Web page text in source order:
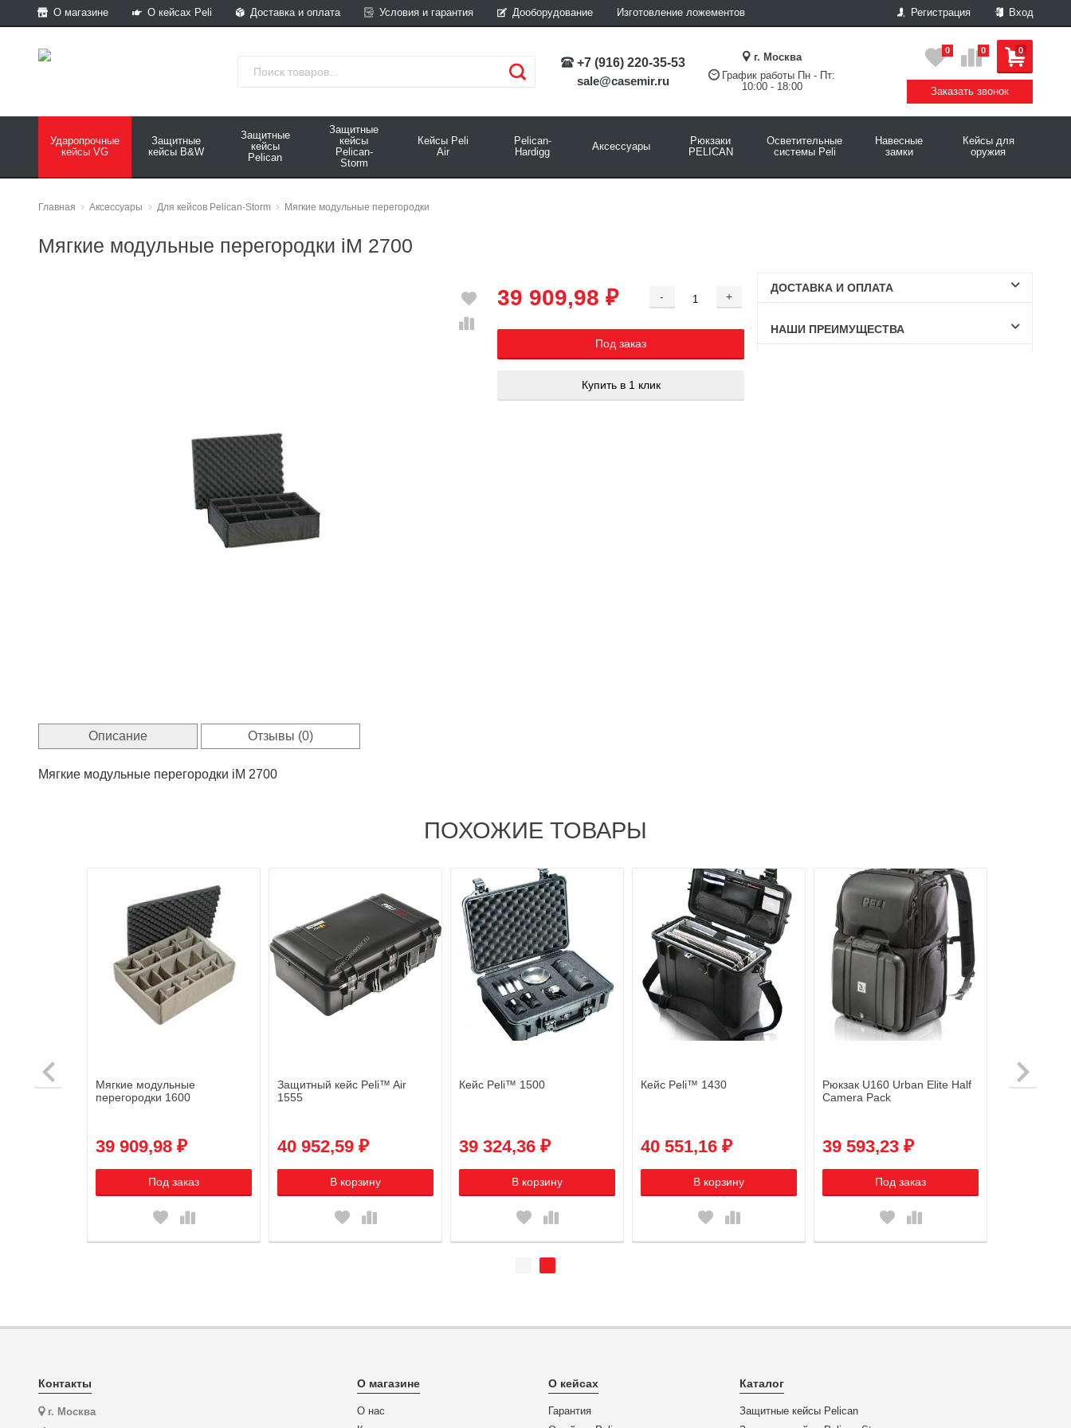
О магазине О кейсах Peli Доставка и оплата Условия и гарантия Дооборудование Изготовление ложементов Регистрация Вход
+7 (916) 220-35-53
sale@casemir.ru
г. Москва
График работы Пн - Пт:
10:00 - 18:00
0
0 0
Заказать звонок
Ударопрочные
кейсы VG
Защитные
кейсы B&W
Защитные
кейсы
Pelican
Защитные
кейсы
Pelican-
Storm
Кейсы Peli
Air
Pelican-
Hardigg
Аксессуары
Рюкзаки
PELICAN
Осветительные
системы Peli
Навесные
замки
Кейсы для
оружия
Главная Аксессуары Для кейсов Pelican-Storm Мягкие модульные перегородки
Мягкие модульные перегородки iM 2700
39 909,98 ₽ -
+
Под заказ
Купить в 1 клик
ДОСТАВКА И ОПЛАТА
НАШИ ПРЕИМУЩЕСТВА
Описание Отзывы (0)
Мягкие модульные перегородки iM 2700
ПОХОЖИЕ ТОВАРЫ
Мягкие модульные
перегородки 1600
39 909,98 ₽
Под заказ
Защитный кейс Peli™ Air
1555
40 952,59 ₽
В корзину
Кейс Peli™ 1500
39 324,36 ₽
В корзину
Кейс Peli™ 1430
40 551,16 ₽
В корзину
Рюкзак U160 Urban Elite Half
Camera Pack
39 593,23 ₽
Под заказ
Контакты
г. Москва
О магазине
О нас
О кейсах
Гарантия
Каталог
Защитные кейсы Pelican